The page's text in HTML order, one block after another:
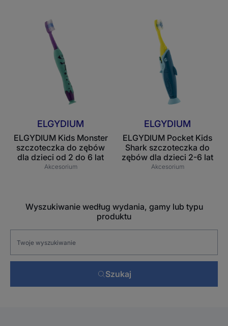
szczoteczka
do
zębów
dla
dzieci
2
do
6
lat
ELGYDIUM
ELGYDIUM Kids Monster
szczoteczka do zębów
dla dzieci od 2 do 6 lat
Akcesorium
Shark
szczoteczka
do
zębów
dla
2-
6
lat
ELGYDIUM
ELGYDIUM Pocket Kids
Shark szczoteczka do
zębów dla dzieci 2-6 lat
Akcesorium
Wyszukiwanie według wydania, gamy lub typu
produktu
Szukaj